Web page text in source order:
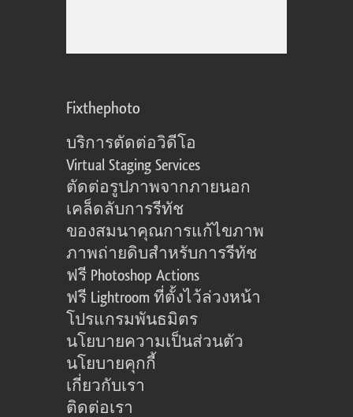
Fixthephoto
บริการตัดต่อวิดีโอ
Virtual Staging Services
ตัดต่อรูปภาพจากภายนอก
เคล็ดลับการรีทัช
ของสมนาคุณการแก้ไขภาพ
ภาพถ่ายดิบสำหรับการรีทัช
ฟรี Photoshop Actions
ฟรี Lightroom ที่ตั้งไว้ล่วงหน้า
โปรแกรมพันธมิตร
นโยบายความเป็นส่วนตัว
นโยบายคุกกี้
เกี่ยวกับเรา
ติดต่อเรา